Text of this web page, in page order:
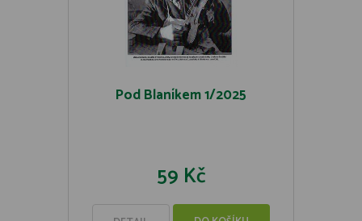
Pod Blaníkem 1/2025
59 Kč